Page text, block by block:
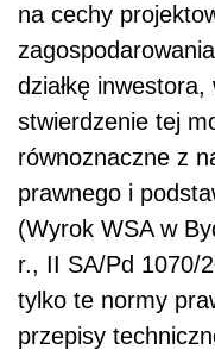
na cechy
działkę
stwierdzenie tej
równoznaczne z
prawnego i
(Wyrok WSA w
r., II SA/Pd 1070/
tylko te normy
przepisy